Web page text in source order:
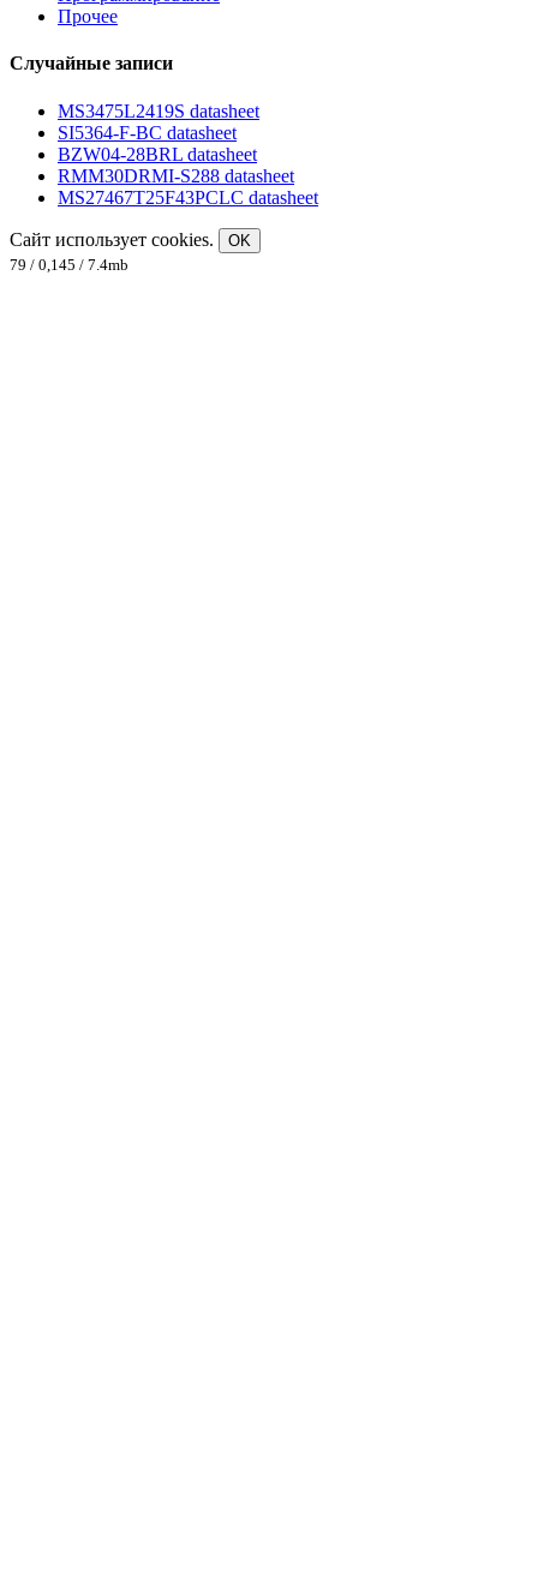
Прочее
Случайные записи
MS3475L2419S datasheet
SI5364-F-BC datasheet
BZW04-28BRL datasheet
RMM30DRMI-S288 datasheet
MS27467T25F43PCLC datasheet
Сайт использует cookies.
OK
79 / 0,145 / 7.4mb